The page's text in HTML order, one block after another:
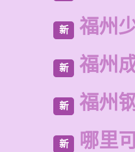
新 福州
新 福州
新 福州
新 哪里